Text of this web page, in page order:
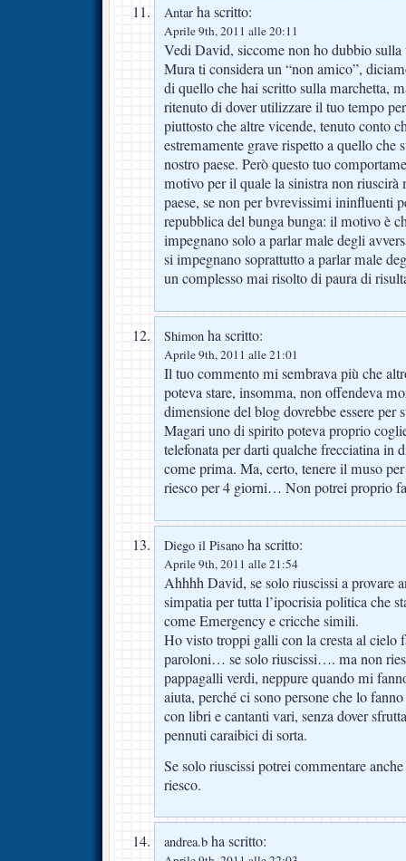
Antar ha scritto:
Aprile 9th, 2011 alle 20:11
Vedi David, siccome non ho dubbio
Mura ti considera un “non amico”,
di quello che hai scritto sulla marchetta,
ritenuto di dover utilizzare il tuo tempo
piuttosto che altre vicende, tenuto conto
estremamente grave rispetto a quello che
nostro paese. Però questo tuo
motivo per il quale la sinistra non riuscirà
paese, se non per bvrevissimi ininfluenti
repubblica del bunga bunga: il motivo è
impegnano solo a parlar male degli
si impegnano soprattutto a parlar male
un complesso mai risolto di paura di
Shimon ha scritto:
Aprile 9th, 2011 alle 21:01
Il tuo commento mi sembrava più che
poteva stare, insomma, non offendeva
dimensione del blog dovrebbe essere per
Magari uno di spirito poteva proprio
telefonata per darti qualche frecciatina in
come prima. Ma, certo, tenere il muso
riesco per 4 giorni… Non potrei proprio
Diego il Pisano ha scritto:
Aprile 9th, 2011 alle 21:54
Ahhhh David, se solo riuscissi a provare
simpatia per tutta l’ipocrisia politica che
come Emergency e cricche simili.
Ho visto troppi galli con la cresta al cielo
paroloni… se solo riuscissi…. ma non
pappagalli verdi, neppure quando mi
aiuta, perché ci sono persone che lo
con libri e cantanti vari, senza dover
pennuti caraibici di sorta.
Se solo riuscissi potrei commentare
riesco.
andrea.b ha scritto: